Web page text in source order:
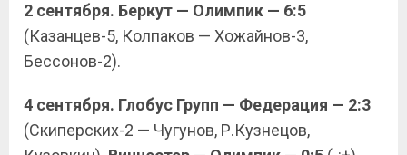
2 сентября. Беркут — Олимпик — 6:5
(Казанцев-5, Колпаков — Хожайнов-3,
Бессонов-2).
4 сентября. Глобус Групп — Федерация — 2:3
(Скиперских-2 — Чугунов, Р.Кузнецов,